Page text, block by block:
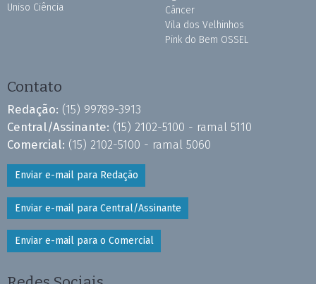
Uniso Ciência
Câncer
Vila dos Velhinhos
Pink do Bem OSSEL
Contato
Redação: (15) 99789-3913
Central/Assinante: (15) 2102-5100 - ramal 5110
Comercial: (15) 2102-5100 - ramal 5060
Enviar e-mail para Redação
Enviar e-mail para Central/Assinante
Enviar e-mail para o Comercial